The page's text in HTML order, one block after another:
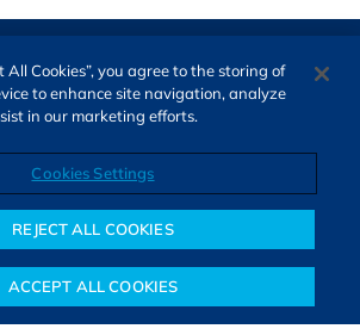
Objetivos financeiros Investimentos Mais
de notícias e educação financeira da B3,
especializados sobre o mercado
o site proporciona aprendizado
além de artigos de parceiros que ampliam
All Cookies”, you agree to the storing of
to enhance site navigation, analyze
in our marketing efforts.
Cookies Settings
REJECT ALL COOKIES
ACCEPT ALL COOKIES